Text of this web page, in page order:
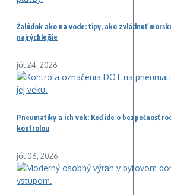
Žalúdok ako na vode: tipy, ako zvládnuť
najrýchlejšie
júl 24, 2026
Pneumatiky a ich vek: Keď ide o bezpečnosť
kontrolou
júl 06, 2026